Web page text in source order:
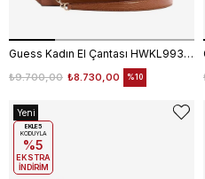
Guess Kadın El Çantası HWKL9933060
₺8.730,00
₺9.700,00 %10
Yeni
Ürün
EKLE5
KODUYLA
%5
EKSTRA
İNDİRİM